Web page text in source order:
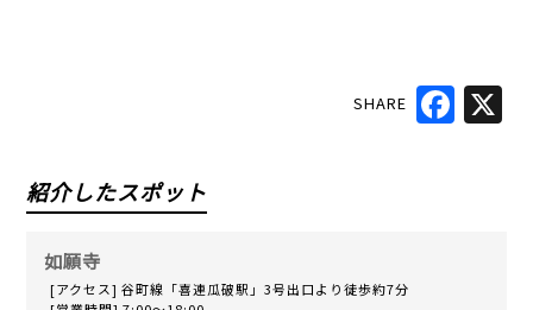
SHARE
紹介したスポット
如願寺
[アクセス] 谷町線「喜連瓜破駅」3号出口より徒歩約7分